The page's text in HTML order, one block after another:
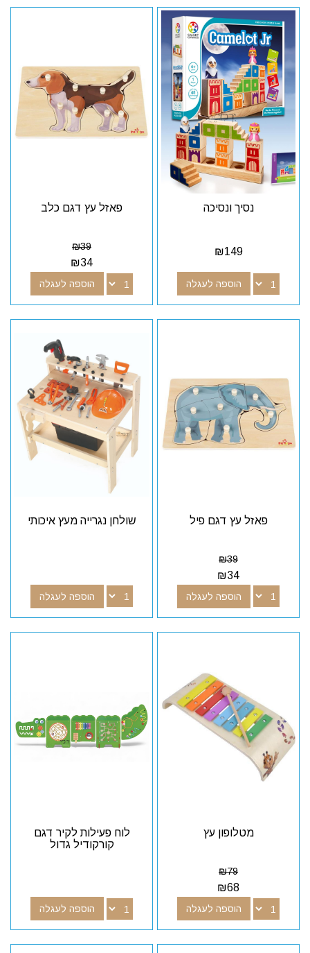
נסיך ונסיכה
₪149
הוספה לעגלה
פאזל עץ דגם כלב
₪39
₪34
הוספה לעגלה
פאזל עץ דגם פיל
₪39
₪34
הוספה לעגלה
שולחן נגרייה מעץ איכותי
הוספה לעגלה
מטלופון עץ
₪79
₪68
הוספה לעגלה
לוח פעילות לקיר דגם
קורקודיל גדול
הוספה לעגלה